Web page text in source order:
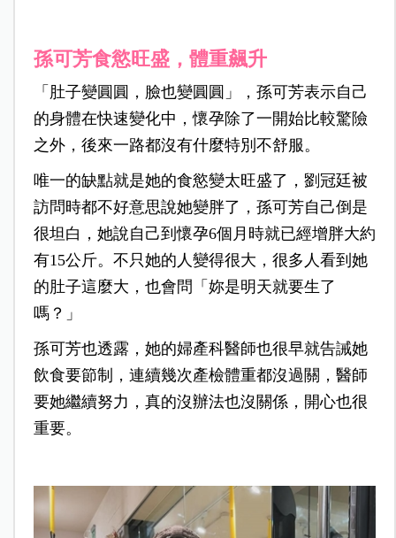
孫可芳食慾旺盛，體重飆升
「肚子變圓圓，臉也變圓圓」，孫可芳表示自己
的身體在快速變化中，懷孕除了一開始比較驚險
之外，後來一路都沒有什麼特別不舒服。
唯一的缺點就是她的食慾變太旺盛了，劉冠廷被
訪問時都不好意思說她變胖了，孫可芳自己倒是
很坦白，她說自己到懷孕6個月時就已經增胖大約
有15公斤。不只她的人變得很大，很多人看到她
的肚子這麼大，也會問「妳是明天就要生了
嗎？」
孫可芳也透露，她的婦產科醫師也很早就告誡她
飲食要節制，連續幾次產檢體重都沒過關，醫師
要她繼續努力，真的沒辦法也沒關係，開心也很
重要。